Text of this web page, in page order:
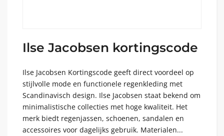
Ilse Jacobsen kortingscode
Ilse Jacobsen Kortingscode geeft direct voordeel op
stijlvolle mode en functionele regenkleding met
Scandinavisch design. Ilse Jacobsen staat bekend om
minimalistische collecties met hoge kwaliteit. Het
merk biedt regenjassen, schoenen, sandalen en
accessoires voor dagelijks gebruik. Materialen...